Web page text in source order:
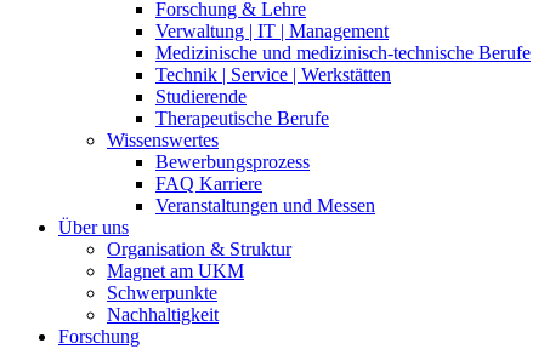
Forschung & Lehre
Verwaltung | IT | Management
Medizinische und medizinisch-technische Berufe
Technik | Service | Werkstätten
Studierende
Therapeutische Berufe
Wissenswertes
Bewerbungsprozess
FAQ Karriere
Veranstaltungen und Messen
Über uns
Organisation & Struktur
Magnet am UKM
Schwerpunkte
Nachhaltigkeit
Forschung